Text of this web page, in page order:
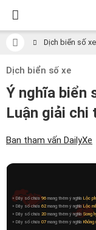
Dịch biển số xe
Dịch biển số xe
Ý nghĩa biển
Luận giải chi
Ban tham vấn DailyXe
» Dãy số chứa96 mang thêm ý nghĩa Lộc
» Dãy số chứa 62 mang thêm ý nghĩaLộc
» Dãy số chứa 20 mang thêm ý nghĩaSong
» Dãy số chứa 07 mang thêm ý nghĩa Không